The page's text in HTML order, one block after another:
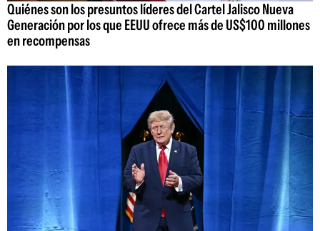
Quiénes son los presuntos líderes del Cartel Jalisco Nueva
Generación por los que EEUU ofrece más de US$100 millones
en recompensas